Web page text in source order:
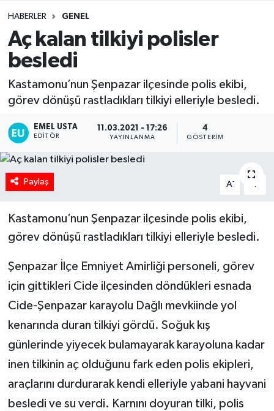
HABERLER GENEL
Aç kalan tilkiyi polisler
besledi
Kastamonu’nun Şenpazar ilçesinde polis ekibi,
görev dönüşü rastladıkları tilkiyi elleriyle besledi.
EMEL USTA
EDITÖR
11.03.2021 - 17:26
YAYINLANMA
4
GÖSTERIM
Paylaş A- A
Kastamonu’nun Şenpazar ilçesinde polis ekibi,
görev dönüşü rastladıkları tilkiyi elleriyle besledi.
Şenpazar İlçe Emniyet Amirliği personeli, görev
için gittikleri Cide ilçesinden döndükleri esnada
Cide-Şenpazar karayolu Dağlı mevkiinde yol
kenarında duran tilkiyi gördü. Soğuk kış
günlerinde yiyecek bulamayarak karayoluna kadar
inen tilkinin aç olduğunu fark eden polis ekipleri,
araçlarını durdurarak kendi elleriyle yabani hayvani
besledi ve su verdi. Karnını doyuran tilki, polis
Haber Arşivi